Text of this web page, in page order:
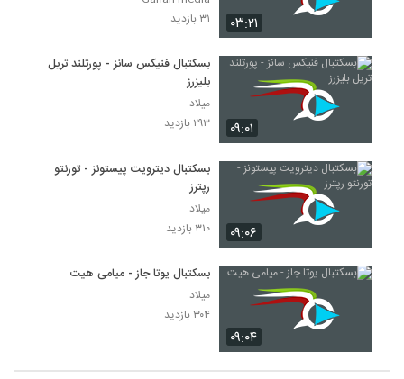
۰۳:۲۱
۳۱ بازدید
۰۹:۰۱
بسکتبال فنیکس سانز - پورتلند تریل
بلیزرز
میلاد
۲۹۳ بازدید
۰۹:۰۶
بسکتبال دیترویت پیستونز - تورنتو
رپترز
میلاد
۳۱۰ بازدید
۰۹:۰۴
بسکتبال یوتا جاز - میامی هیت
میلاد
۳۰۴ بازدید